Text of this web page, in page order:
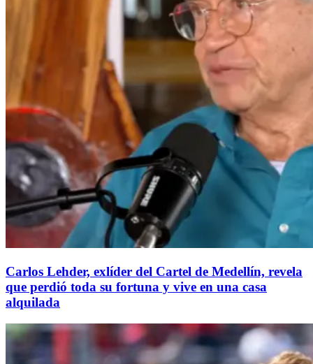
Carlos Lehder, exlíder del Cartel de Medellín, revela
que perdió toda su fortuna y vive en una casa
alquilada